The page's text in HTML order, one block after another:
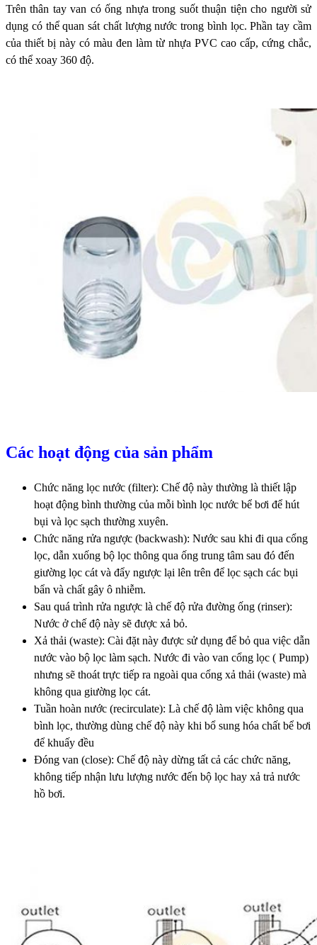
Trên thân tay van có ống nhựa trong suốt thuận tiện cho người sử
dụng có thể quan sát chất lượng nước trong bình lọc.Phần tay cầm
của thiết bị này có màu đen làm từ nhựa PVC cao cấp, cứng chắc,
có thể xoay 360 độ.
Các hoạt động của sản phẩm
Chức năng lọc nước (filter): Chế độ này thường là thiết lập
hoạt động bình thường của mỗi bình lọc nước bể bơi để hút
bụi và lọc sạch thường xuyên.
Chức năng rửa ngược (backwash): Nước sau khi đi qua cổng
lọc, dẫn xuống bộ lọc thông qua ống trung tâm sau đó đến
giường lọc cát và đẩy ngược lại lên trên để lọc sạch các bụi
bẩn và chất gây ô nhiễm.
Sau quá trình rửa ngược là chế độ rửa đường ống (rinser):
Nước ở chế độ này sẽ được xả bỏ.
Xả thải (waste): Cài đặt này được sử dụng để bỏ qua việc dẫn
nước vào bộ lọc làm sạch. Nước đi vào van cổng lọc ( Pump)
nhưng sẽ thoát trực tiếp ra ngoài qua cổng xả thải (waste) mà
không qua giường lọc cát.
Tuần hoàn nước (recirculate): Là chế độ làm việc không qua
bình lọc, thường dùng chế độ này khi bổ sung hóa chất bể bơi
để khuấy đều
Đóng van (close): Chế độ này dừng tất cả các chức năng,
không tiếp nhận lưu lượng nước đến bộ lọc hay xả trả nước
hồ bơi.